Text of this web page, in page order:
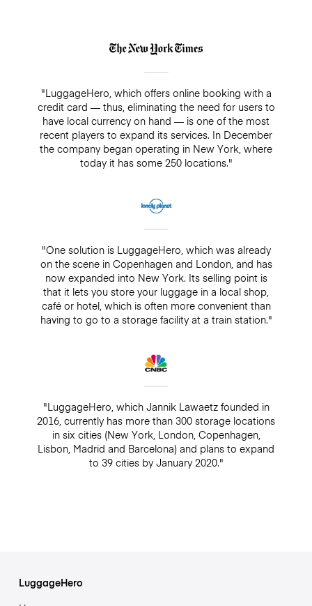
"LuggageHero, which offers online booking with a
credit card — thus, eliminating the need for users to
have local currency on hand — is one of the most
recent players to expand its services. In December
the company began operating in New York, where
today it has some 250 locations."
"One solution is LuggageHero, which was already
on the scene in Copenhagen and London, and has
now expanded into New York. Its selling point is
that it lets you store your luggage in a local shop,
café or hotel, which is often more convenient than
having to go to a storage facility at a train station."
"LuggageHero, which Jannik Lawaetz founded in
2016, currently has more than 300 storage locations
in six cities (New York, London, Copenhagen,
Lisbon, Madrid and Barcelona) and plans to expand
to 39 cities by January 2020."
LuggageHero